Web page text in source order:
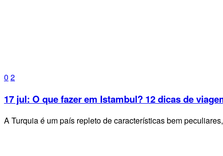
0 2
17 jul: O que fazer em Istambul? 12 dicas de
A Turquia é um país repleto de características bem